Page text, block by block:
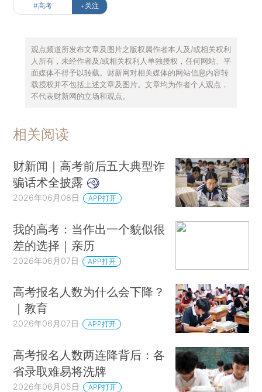
#高考 +关注
观点频道所发布文章及图片之版权属作者本人及/或相关权利
人所有，未经作者及/或相关权利人单独授权，任何网站、平
面媒体不得予以转载。财新网对相关媒体的网站信息内容转
载授权并不包括上述文章及图片。文章均为作者个人观点，
不代表财新网的立场和观点。
相关阅读
财新闻｜高考前后五大典型诈
骗话术全披露
2026年06月08日 APP打开
我的高考：当作出一个貌似很
差的选择｜亲历
2026年06月07日 APP打开
高考报名人数为什么会下降？
｜教育
2026年06月07日 APP打开
高考报名人数两连降背后：各
省录取难易将洗牌
2026年06月05日 APP打开